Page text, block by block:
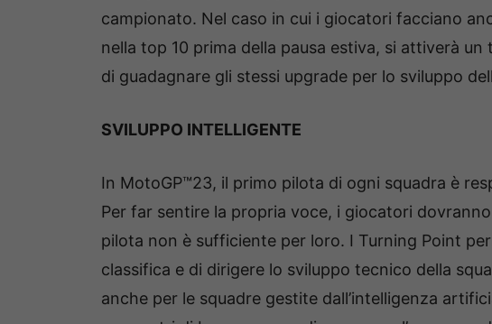
campionato. Nel caso in cui i giocatori facciano
nella top 10 prima della pausa estiva, si attiverà
di guadagnare gli stessi upgrade per lo sviluppo
SVILUPPO INTELLIGENTE
In MotoGP™23, il primo pilota di ogni squadra è
Per far sentire la propria voce, i giocatori
pilota non è sufficiente per loro. I Turning Point
classifica e di dirigere lo sviluppo tecnico della
anche per le squadre gestite dall’intelligenza